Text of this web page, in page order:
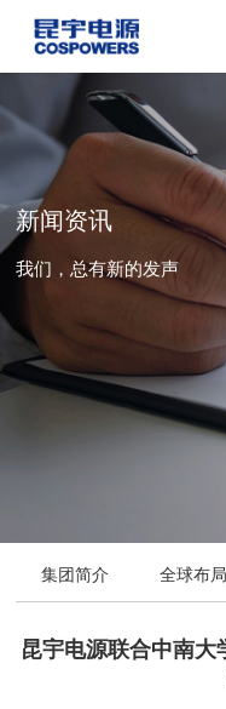
新闻资讯
我们，总有新的发声
集团简介 全球布局
昆宇电源联合中南